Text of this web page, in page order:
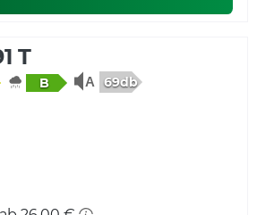
T
B 69db